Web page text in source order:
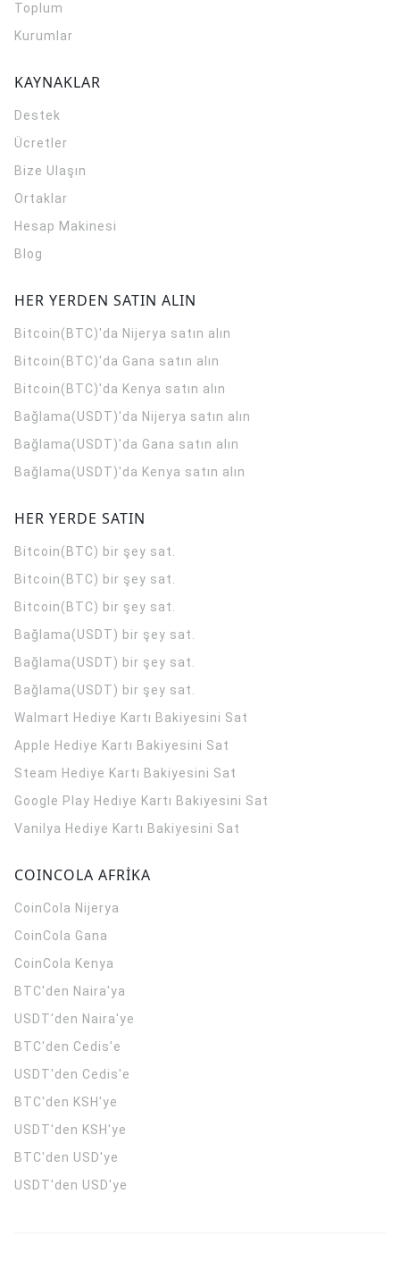
Toplum
Kurumlar
KAYNAKLAR
Destek
Ücretler
Bize Ulaşın
Ortaklar
Hesap Makinesi
Blog
HER YERDEN SATIN ALIN
Bitcoin(BTC)'da Nijerya satın alın
Bitcoin(BTC)'da Gana satın alın
Bitcoin(BTC)'da Kenya satın alın
Bağlama(USDT)'da Nijerya satın alın
Bağlama(USDT)'da Gana satın alın
Bağlama(USDT)'da Kenya satın alın
HER YERDE SATIN
Bitcoin(BTC) bir şey sat.
Bitcoin(BTC) bir şey sat.
Bitcoin(BTC) bir şey sat.
Bağlama(USDT) bir şey sat.
Bağlama(USDT) bir şey sat.
Bağlama(USDT) bir şey sat.
Walmart Hediye Kartı Bakiyesini Sat
Apple Hediye Kartı Bakiyesini Sat
Steam Hediye Kartı Bakiyesini Sat
Google Play Hediye Kartı Bakiyesini Sat
Vanilya Hediye Kartı Bakiyesini Sat
COINCOLA AFRİKA
CoinCola Nijerya
CoinCola Gana
CoinCola Kenya
BTC'den Naira'ya
USDT'den Naira'ye
BTC'den Cedis'e
USDT'den Cedis'e
BTC'den KSH'ye
USDT'den KSH'ye
BTC'den USD'ye
USDT'den USD'ye